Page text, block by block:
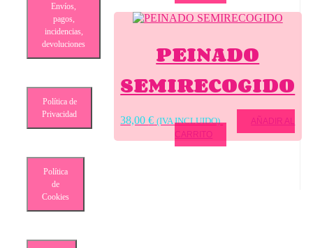
PEINADO
SEMIRECOGIDO
38,00€ (IVA INCLUIDO)
AÑADIR AL
CARRITO
Envíos,
pagos,
incidencias,
devoluciones
Política de
Privacidad
Política
de
Cookies